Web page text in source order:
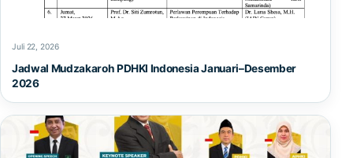
Juli 22, 2026
Jadwal Mudzakaroh PDHKI Indonesia Januari–Desember
2026